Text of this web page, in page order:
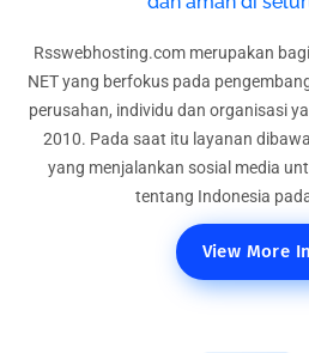
Rsswebhosting.com merupakan
NET yang berfokus pada
perusahan, individu dan organisasi
2010. Pada saat itu layanan
yang menjalankan sosial media
tentang Indonesia
View More